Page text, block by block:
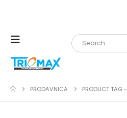
PRODAVNICA PRODUCT TAG -